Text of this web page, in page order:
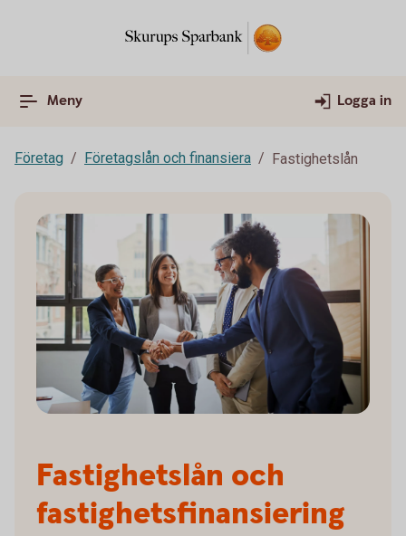
Meny Logga in
Företag Företagslån och finansiera Fastighetslån
Fastighetslån och
fastighetsfinansiering